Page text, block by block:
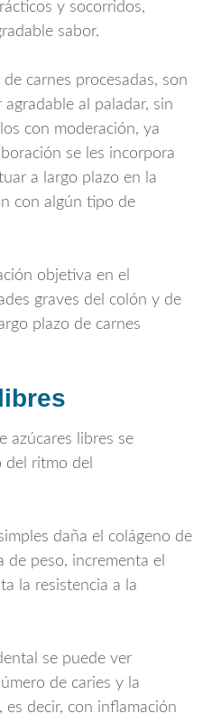
y socorridos,
sabor.
carnes procesadas, son
al paladar, sin
con moderación, ya
se les incorpora
a largo plazo en la
con algún tipo de
objetiva en el
graves del colón y de
plazo de carnes
azúcares libres se
del ritmo del
daña el colágeno de
de peso, incrementa el
la resistencia a la
se puede ver
de caries y la
decir, con inflamación